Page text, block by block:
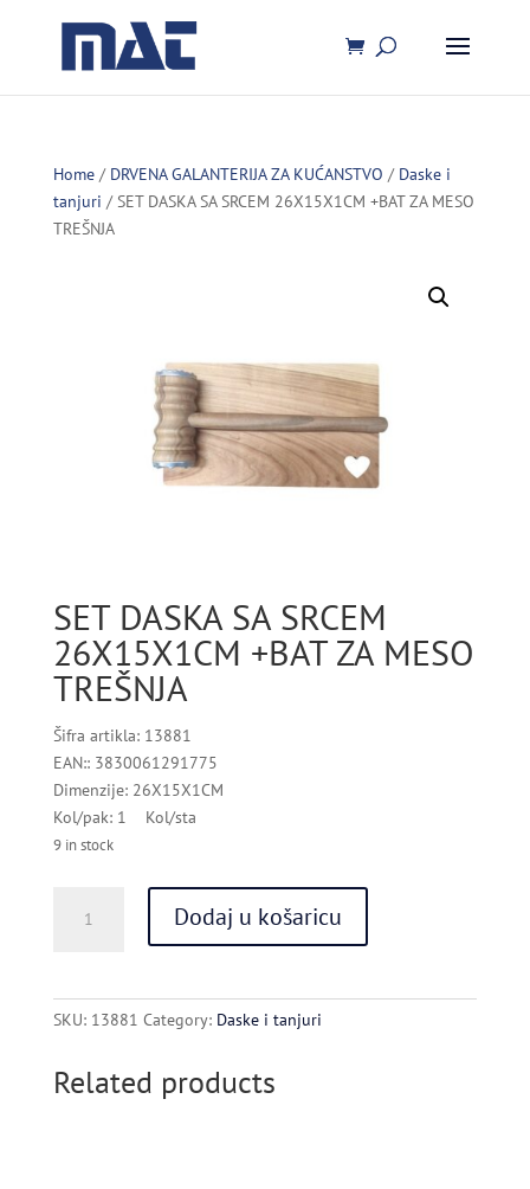
Home/ DRVENA GALANTERIJA ZA KUĆANSTVO / Daske i
tanjuri / SET DASKA SA SRCEM 26X15X1CM +BAT ZA MESO
TREŠNJA
SET DASKA SA SRCEM
26X15X1CM +BAT ZA MESO
TREŠNJA
Šifra artikla: 13881
EAN:: 3830061291775
Dimenzije: 26X15X1CM
Kol/pak: 1 Kol/sta
9 in stock
DASKA
MESO
Dodaj u košaricu
SKU: 13881 Category: Daske i tanjuri
Related products